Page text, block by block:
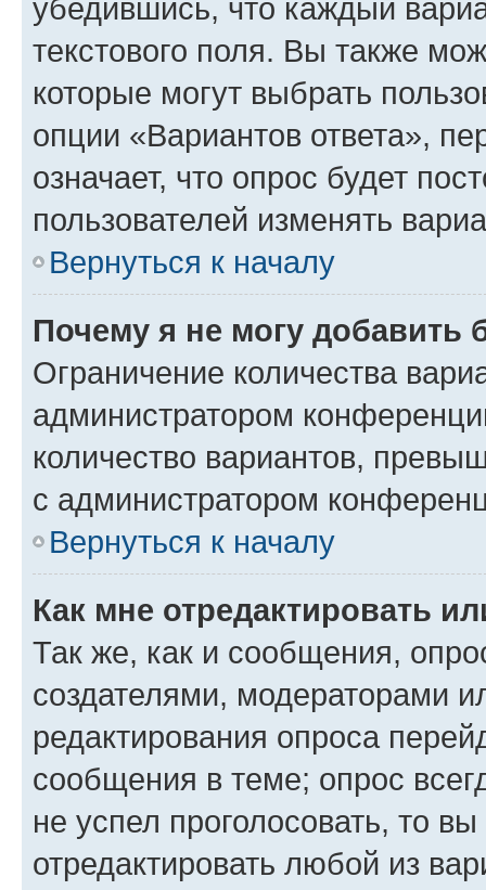
убедившись, что каждый
текстового поля. Вы также
которые могут выбрать
опции «Вариантов ответа»,
означает, что опрос будет
пользователей изменять
Вернуться к началу
Почему я не могу добавить
Ограничение количества
администратором
количество вариантов,
с администратором
Вернуться к началу
Как мне отредактировать
Так же, как и сообщения,
создателями, модераторами
редактирования опроса
сообщения в теме; опрос
не успел проголосовать, то
отредактировать любой из